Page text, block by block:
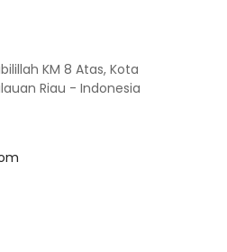
KM 8 Atas, Kota
Riau - Indonesia